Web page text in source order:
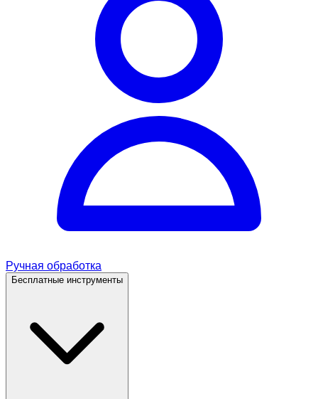
Ручная обработка
Бесплатные инструменты